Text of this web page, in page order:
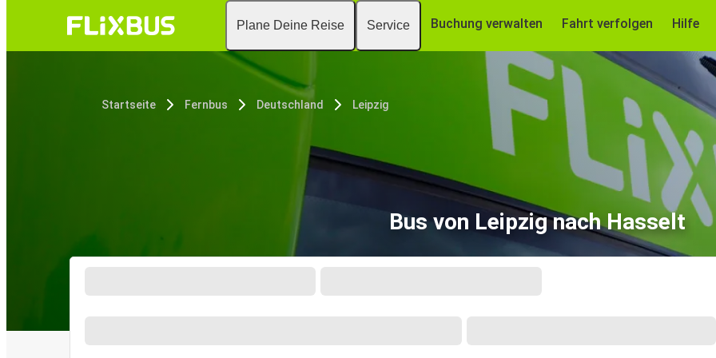
Plane Deine Reise Service Buchung verwalten Fahrt verfolgen Hilfe
Startseite Fernbus Deutschland Leipzig
Bus von Leipzig nach Hasselt